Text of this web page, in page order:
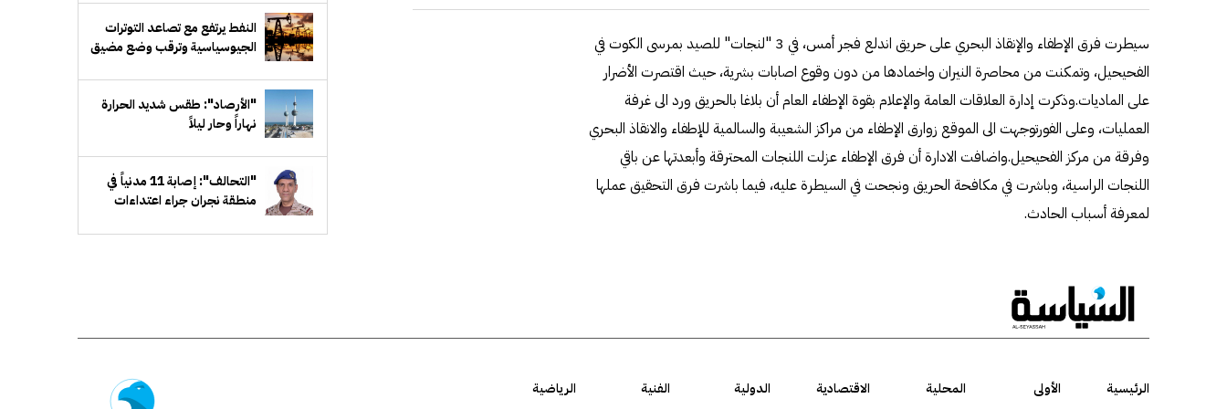
سيطرت فرق الإطفاء والإنقاذ البحري على حريق اندلع فجر أمس، في 3 "لنجات" للصيد بمرسى الكوت في
الفحيحيل، وتمكنت من محاصرة النيران واخمادها من دون وقوع اصابات بشرية، حيث اقتصرت الأضرار
على الماديات.وذكرت إدارة العلاقات العامة والإعلام بقوة الإطفاء العام أن بلاغا بالحريق ورد الى غرفة
العمليات، وعلى الفورتوجهت الى الموقع زوارق الإطفاء من مراكز الشعيبة والسالمية للإطفاء والانقاذ البحري
وفرقة من مركز الفحيحيل.واضافت الادارة أن فرق الإطفاء عزلت اللنجات المحترقة وأبعدتها عن باقي
اللنجات الراسية، وباشرت في مكافحة الحريق ونجحت في السيطرة عليه، فيما باشرت فرق التحقيق عملها
لمعرفة أسباب الحادث.
النفط يرتفع مع تصاعد التوترات
الجيوسياسية وترقب وضع مضيق
"الأرصاد": طقس شديد الحرارة
نهاراً وحار ليلاً
"التحالف": إصابة 11 مدنياً في
منطقة نجران جراء اعتداءات
الرئيسية الأولى المحلية الاقتصادية الدولية الفنية
الرياضية